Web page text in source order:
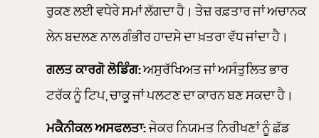
ਰੁਕਣ ਲਈ ਵਧੇਰੇ ਸਮਾਂ ਲੱਗਦਾ ਹੈ। ਤੇਜ਼ ਰਫ਼ਤਾਰ ਜਾਂ ਅਚਾਨਕ
ਲੇਨ ਬਦਲਣ ਨਾਲ ਗੰਭੀਰ ਹਾਦਸੇ ਦਾ ਖ਼ਤਰਾ ਵੱਧ ਜਾਂਦਾ ਹੈ।
ਗਲਤ ਕਾਰਗੋ ਲੋਡਿੰਗ:ਅਸੁਰੱਖਿਅਤ ਜਾਂ ਅਸੰਤੁਲਿਤ ਭਾਰ
ਟਰੱਕ ਨੂੰ ਟਿਪ, ਚਾਕੂ ਜਾਂ ਪਲਟਣ ਦਾ ਕਾਰਨ ਬਣ ਸਕਦਾ ਹੈ।
ਮਕੈਨੀਕਲ ਅਸਫਲਤਾ:ਜੇਕਰ ਨਿਯਮਤ ਨਿਰੀਖਣਾਂ ਨੂੰ ਛੱਡ